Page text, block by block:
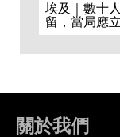
埃及｜數十
留，當局應
關於我們